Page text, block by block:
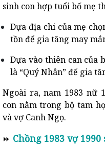
sinh con hợp tuổi bố mẹ
Dựa địa chi của mẹ
tồn để gia tăng may
Dựa vào thiên can của
là “Quý Nhân” để gia
Ngoài ra, nam 1983 nữ
con nằm trong bộ tam
và vợ Canh Ngọ.
⏩ Chồng 1983 vợ